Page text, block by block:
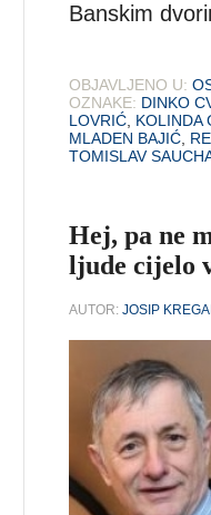
Banskim
OBJAVLJENO U:
OZNAKE: DINKO
LOVRIĆ KOLINDA
MLADEN BAJIĆ
TOMISLAV
Hej, pa ne
ljude cijelo
AUTOR:JOSIP